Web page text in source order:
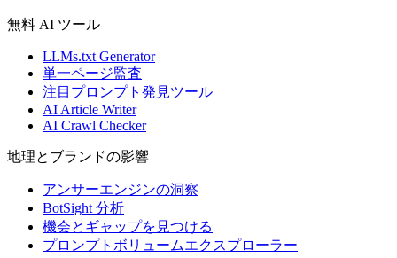
無料 AI ツール
LLMs.txt Generator
単一ページ監査
注目プロンプト発見ツール
AI Article Writer
AI Crawl Checker
地理とブランドの影響
アンサーエンジンの洞察
BotSight 分析
機会とギャップを見つける
プロンプトボリュームエクスプローラー